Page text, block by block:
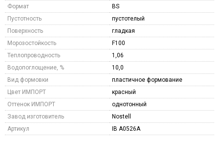
Формат
BS
Пустотность
пустотелый
Поверхность
гладкая
Морозостойкость
F100
Теплопроводность
1,06
Водопоглощение, %
10,0
Вид формовки
пластичное формование
Цвет ИМПОРТ
красный
Оттенок ИМПОРТ
однотонный
Завод изготовитель
Nostell
Артикул
IB A0526A